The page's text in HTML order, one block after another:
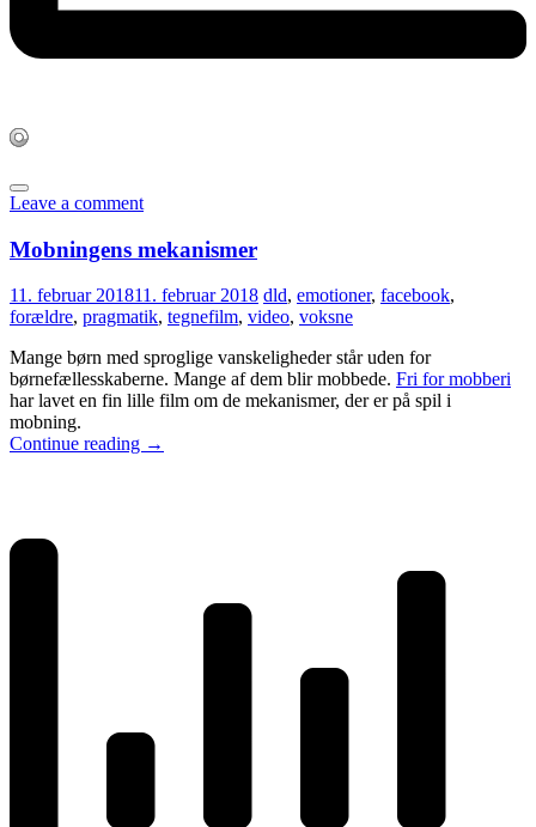
Leave a comment
Mobningens mekanismer
11. februar 201811. februar 2018 dld, emotioner, facebook,
forældre, pragmatik, tegnefilm, video, voksne
Mange børn med sproglige vanskeligheder står uden for
børnefællesskaberne. Mange af dem blir mobbede. Fri for mobberi
har lavet en fin lille film om de mekanismer, der er på spil i
mobning.
Continue reading →